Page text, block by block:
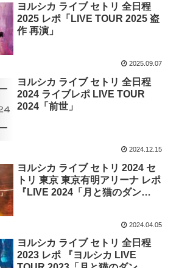
ヨルシカ ライブ セトリ 全日程
2025 レポ「LIVE TOUR 2025 盗
作 再演」
2025.09.07
ヨルシカ ライブ セトリ 全日程
2024 ライブレポ LIVE TOUR
2024「前世」
2024.12.15
ヨルシカ ライブ セトリ 2024 セ
トリ 東京 東京有明アリーナ レポ
『LIVE 2024「月と猫のダン
2024.04.05
ヨルシカ ライブ セトリ 全日程
2023 レポ 『ヨルシカ LIVE